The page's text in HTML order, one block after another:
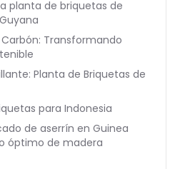
planta de briquetas de
Transformando
Planta de Briquetas de
para Indonesia
de aserrín en Guinea
óptimo de madera